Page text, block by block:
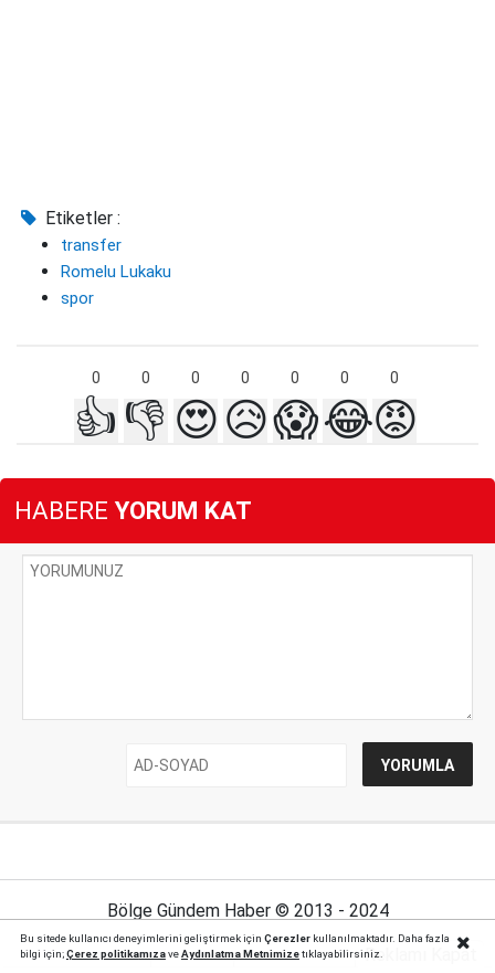
Etiketler :
transfer
Romelu Lukaku
spor
0 0 0 0 0 0 0
👍 👎 😍😥😱😂😡
HABERE YORUM KAT
Bölge Gündem Haber © 2013 - 2024
Bu sitede kullanıcı deneyimlerini geliştirmek için Çerezlerkullanılmaktadır. Daha fazla
bilgi için;Çerez politikamızaveAydınlatma Metnimizetıklayabilirsiniz.Reklamı Kapat